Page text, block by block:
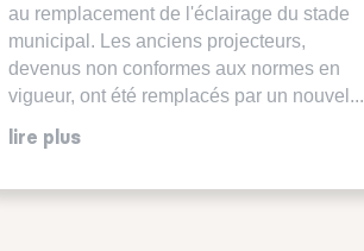
au remplacement de l'éclairage du stade
municipal. Les anciens projecteurs,
devenus non conformes aux normes en
vigueur, ont été remplacés par un nouvel...
lire plus